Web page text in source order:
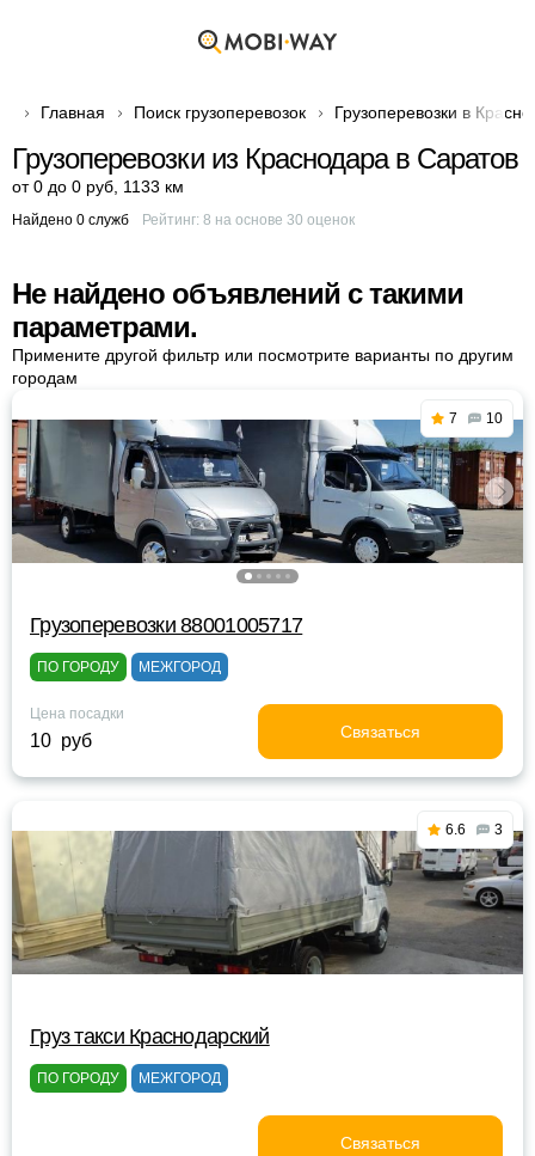
Главная Поиск грузоперевозок Грузоперевозки в
Грузоперевозки из Краснодара в Саратов
от 0 до 0 руб 1133 км
Найдено 0 служб Рейтинг: 8 на основе 30 оценок
Не найдено объявлений с такими
параметрами.
Примените другой фильтр или посмотрите варианты по другим
городам
7 10
Грузоперевозки 88001005717
ПО ГОРОДУ МЕЖГОРОД
Цена посадки
10 руб Связаться
6.6 3
Груз такси Краснодарский
ПО ГОРОДУ МЕЖГОРОД
Связаться